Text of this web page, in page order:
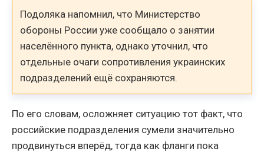
Подоляка напомнил, что Министерство
обороны России уже сообщало о занятии
населённого пункта, однако уточнил, что
отдельные очаги сопротивления украинских
подразделений ещё сохраняются.
По его словам, осложняет ситуацию тот факт, что
российские подразделения сумели значительно
продвинуться вперёд, тогда как фланги пока